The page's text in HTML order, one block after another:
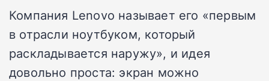
Компания Lenovo называет его «первым
в отрасли ноутбуком, который
раскладывается наружу», и идея
довольно проста: экран можно